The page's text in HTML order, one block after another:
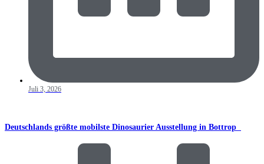
Juli 3, 2026
Deutschlands größte mobilste Dinosaurier Ausstellung in Bottrop